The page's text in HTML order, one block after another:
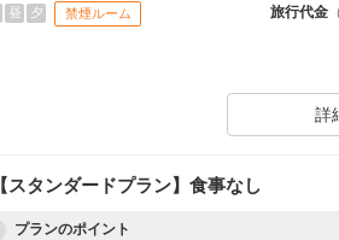
オプションでレンタカーや現地交通・体験プラ
います。
昼 夕 禁煙ルーム 旅行代金
詳
【スタンダードプラン】食事なし
プランのポイント